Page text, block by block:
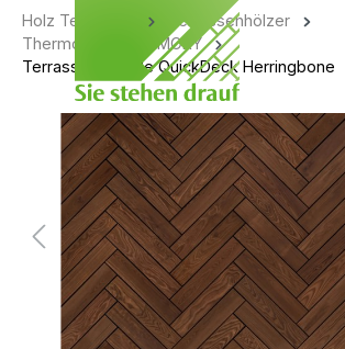
Holz Terrassen
Terrassenhölzer
Thermoholz THERMORY
Terrassenmodule QuickDeck Herringbone